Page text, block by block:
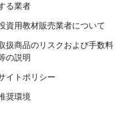
る業者
資用教材販売業者について
扱商品のリスクおよび手数料
の説明
イトポリシー
奨環境